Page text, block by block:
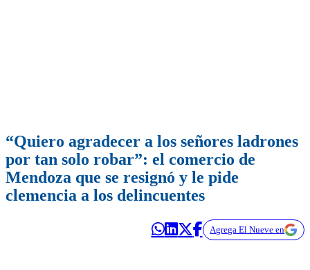
“Quiero agradecer a los señores ladrones
por tan solo robar”: el comercio de
Mendoza que se resignó y le pide
clemencia a los delincuentes
Agrega El Nueve en